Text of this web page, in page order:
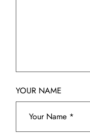
YOUR NAME